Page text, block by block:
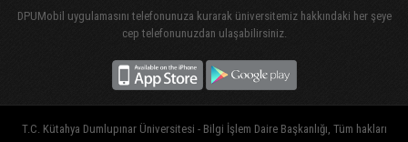
DPUMobil uygulamasını telefonunuza kurarak üniversitemiz hakkındaki her şeye
cep telefonunuzdan ulaşabilirsiniz.
T.C. Kütahya Dumlupınar Üniversitesi - Bilgi İşlem Daire Başkanlığı, Tüm hakları